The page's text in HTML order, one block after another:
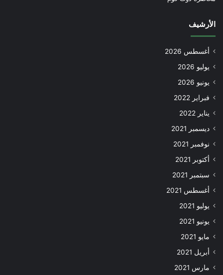
الأرشيف
أغسطس 2026
يوليو 2026
يونيو 2026
فبراير 2022
يناير 2022
ديسمبر 2021
نوفمبر 2021
أكتوبر 2021
سبتمبر 2021
أغسطس 2021
يوليو 2021
يونيو 2021
مايو 2021
أبريل 2021
مارس 2021